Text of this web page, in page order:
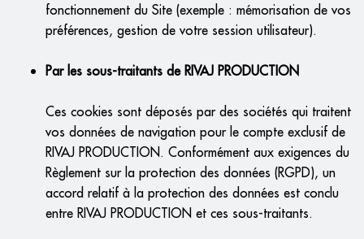
fonctionnement du Site (exemple : mémorisation de vos
préférences, gestion de votre session utilisateur).
Par les sous-traitants de RIVAJ PRODUCTION
Ces cookies sont déposés par des sociétés qui traitent
vos données de navigation pour le compte exclusif de
RIVAJ PRODUCTION. Conformément aux exigences du
Règlement sur la protection des données (RGPD), un
accord relatif à la protection des données est conclu
entre RIVAJ PRODUCTION et ces sous-traitants.